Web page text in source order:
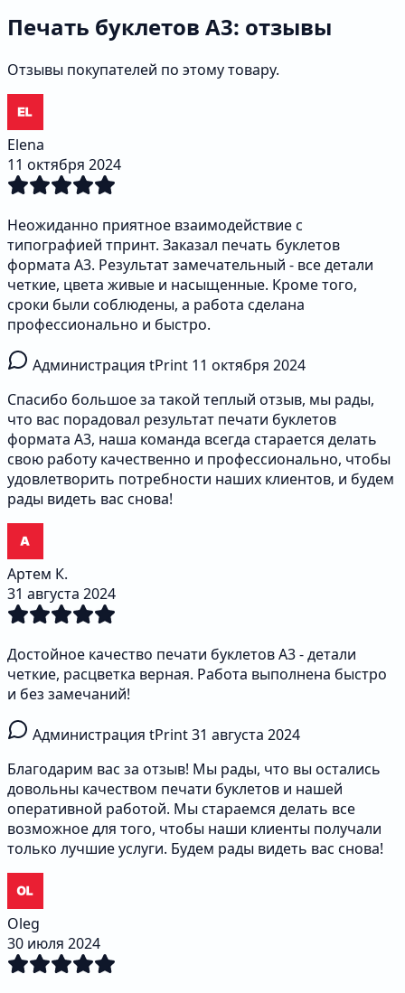
Печать буклетов А3: отзывы
Отзывы покупателей по этому товару.
Elena
11 октября 2024
Неожиданно приятное взаимодействие с
типографией тпринт. Заказал печать буклетов
формата А3. Результат замечательный - все детали
четкие, цвета живые и насыщенные. Кроме того,
сроки были соблюдены, а работа сделана
профессионально и быстро.
Администрация tPrint 11 октября 2024
Спасибо большое за такой теплый отзыв, мы рады,
что вас порадовал результат печати буклетов
формата А3, наша команда всегда старается делать
свою работу качественно и профессионально, чтобы
удовлетворить потребности наших клиентов, и будем
рады видеть вас снова!
Артем К.
31 августа 2024
Достойное качество печати буклетов А3 - детали
четкие, расцветка верная. Работа выполнена быстро
и без замечаний!
Администрация tPrint31 августа 2024
Благодарим вас за отзыв! Мы рады, что вы остались
довольны качеством печати буклетов и нашей
оперативной работой. Мы стараемся делать все
возможное для того, чтобы наши клиенты получали
только лучшие услуги. Будем рады видеть вас снова!
Oleg
30 июля 2024